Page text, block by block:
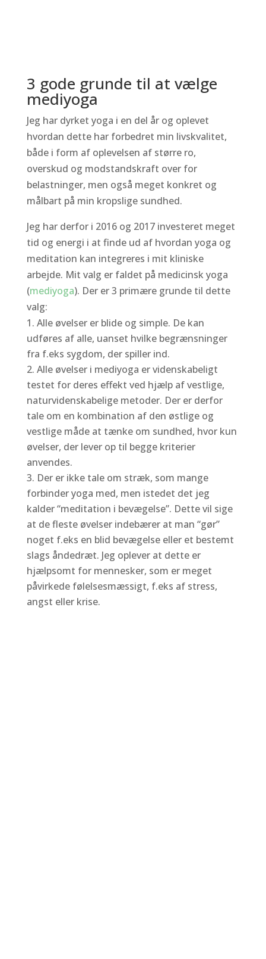
3 gode grunde til at vælge
mediyoga
Jeg har dyrket yoga i en del år og oplevet
hvordan dette har forbedret min livskvalitet,
både i form af oplevelsen af større ro,
overskud og modstandskraft over for
belastninger, men også meget konkret og
målbart på min kropslige sundhed.
Jeg har derfor i 2016 og 2017 investeret meget
tid og energi i at finde ud af hvordan yoga og
meditation kan integreres i mit kliniske
arbejde. Mit valg er faldet på medicinsk yoga
(mediyoga). Der er 3 primære grunde til dette
valg:
Alle øvelser er blide og simple. De kan
udføres af alle, uanset hvilke begrænsninger
fra f.eks sygdom, der spiller ind.
Alle øvelser i mediyoga er videnskabeligt
testet for deres effekt ved hjælp af vestlige,
naturvidenskabelige metoder. Der er derfor
tale om en kombination af den østlige og
vestlige måde at tænke om sundhed, hvor kun
øvelser, der lever op til begge kriterier
anvendes.
Der er ikke tale om stræk, som mange
forbinder yoga med, men istedet det jeg
kalder “meditation i bevægelse”. Dette vil sige
at de fleste øvelser indebærer at man “gør”
noget f.eks en blid bevægelse eller et bestemt
slags åndedræt. Jeg oplever at dette er
hjælpsomt for mennesker, som er meget
påvirkede følelsesmæssigt, f.eks af stress,
angst eller krise.